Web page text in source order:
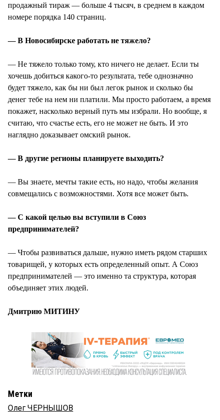
продажный тираж — больше 4 тысяч, в среднем в каждом
номере порядка 140 страниц.
— В Новосибирске работать не тяжело?
— Не тяжело только тому, кто ничего не делает. Если ты
хочешь добиться какого-то результата, тебе однозначно
будет тяжело, как бы ни был легок рынок и сколько бы
денег тебе на нем ни платили. Мы просто работаем, а время
покажет, насколько верный путь мы избрали. Но вообще, я
считаю, что счастье есть, его не может не быть. И это
наглядно доказывает омский рынок.
— В другие регионы планируете выходить?
— Вы знаете, мечты такие есть, но надо, чтобы желания
совмещались с возможностями. Хотя все может быть.
— С какой целью вы вступили в Союз
предпринимателей?
— Чтобы развиваться дальше, нужно иметь рядом старших
товарищей, у которых есть определенный опыт. А Союз
предпринимателей — это именно та структура, которая
объединяет этих людей.
Дмитрию МИТИНУ
Метки
Олег ЧЕРНЫШОВ